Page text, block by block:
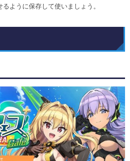
ように保存して使いましょう。